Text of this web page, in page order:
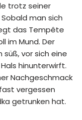
trotz seiner
man sich
das Tempête
im Mund. Der
vor sich eine
hinunterwirft.
Nachgeschmack
vergessen
getrunken hat.